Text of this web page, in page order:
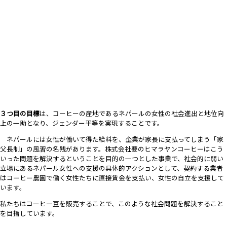
３つ目の目標は、コーヒーの産地であるネパールの女性の社会進出と地位向
上の一助となり、ジェンダー平等を実現することです。
ネパールには女性が働いて得た給料を、企業が家長に支払ってしまう「家
父長制」の風習の名残があります。株式会社要のヒマラヤンコーヒーはこう
いった問題を解決するということを目的の一つとした事業で、社会的に弱い
立場にあるネパール女性への支援の具体的アクションとして、契約する業者
はコーヒー農園で働く女性たちに直接賃金を支払い、女性の自立を支援して
います。
私たちはコーヒー豆を販売することで、このような社会問題を解決すること
を目指しています。